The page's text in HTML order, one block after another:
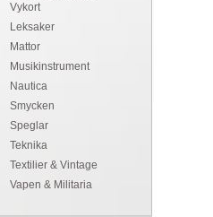
Vykort
Leksaker
Mattor
Musikinstrument
Nautica
Smycken
Speglar
Teknika
Textilier & Vintage
Vapen & Militaria